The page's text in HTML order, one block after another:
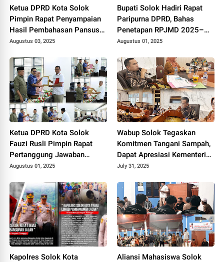
Ketua DPRD Kota Solok
Pimpin Rapat Penyampaian
Hasil Pembahasan Pansus
RPJMD Tahun 2025-2029.
Augustus 03, 2025
Bupati Solok Hadiri Rapat
Paripurna DPRD, Bahas
Penetapan RPJMD 2025–
2029
Augustus 01, 2025
Ketua DPRD Kota Solok
Fauzi Rusli Pimpin Rapat
Pertanggung Jawaban
Pelaksanaan APBD Kota
Augustus 01, 2025
Wabup Solok Tegaskan
Komitmen Tangani Sampah,
Dapat Apresiasi Kementerian
Lingkungan Hidup.
July 31, 2025
Kapolres Solok Kota Aliansi Mahasiswa Solok